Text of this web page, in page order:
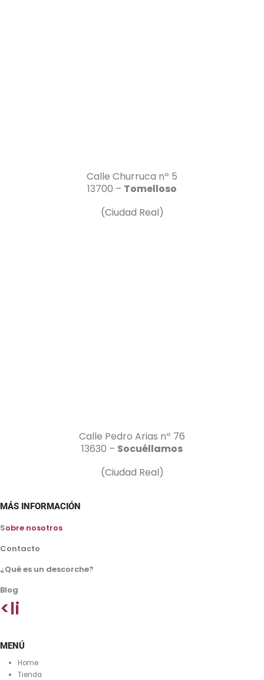
Calle Churruca nº 5
13700 – Tomelloso
(Ciudad Real)
Calle Pedro Arias nº 76
13630 – Socuéllamos
(Ciudad Real)
MÁS INFORMACIÓN
Sobre nosotros
Contacto
¿Qué es un descorche?
Blog
<li
MENÚ
Home
Tienda